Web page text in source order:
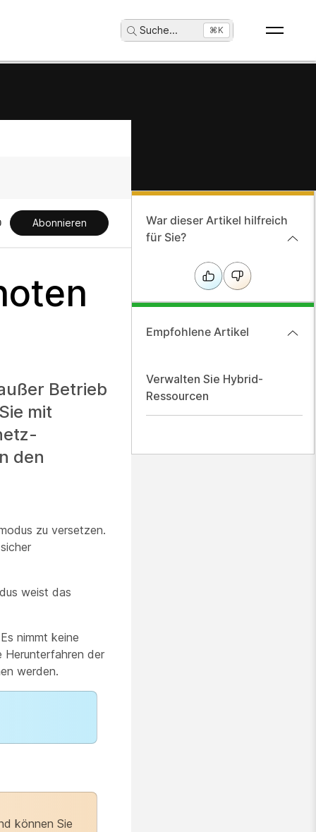
Suche... ⌘K
Abonnieren
Betrieb
mit
den
zu versetzen.
weist das
nimmt keine
Herunterfahren der
werden.
können Sie
War dieser Artikel hilfreich
für Sie?
Empfohlene Artikel
Verwalten Sie Hybrid-
Ressourcen